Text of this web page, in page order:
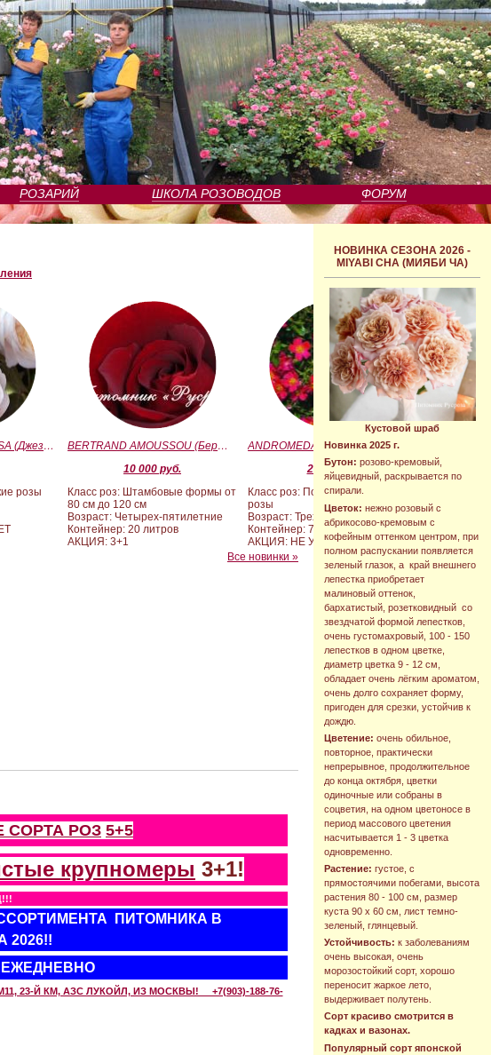
РОЗАРИЙ ШКОЛА РОЗОВОДОВ ФОРУМ
НОВИНКА СЕЗОНА 2026 -
MIYABI CHA (МИЯБИ ЧА)
Кустовой шраб
Новинка 2025 г.
Бутон: розово-кремовый,
яйцевидный, раскрывается по
спирали.
Цветок: нежно розовый с
абрикосово-кремовым с
кофейным оттенком центром, при
полном распускании появляется
зеленый глазок, а край внешнего
лепестка приобретает
малиновый оттенок,
бархатистый, розетковидный со
звездчатой формой лепестков,
очень густомахровый, 100 - 150
лепестков в одном цветке,
диаметр цветка 9 - 12 см,
обладает очень лёгким ароматом,
очень долго сохраняет форму,
пригоден для срезки, устойчив к
дождю.
Цветение: очень обильное,
повторное, практически
непрерывное, продолжительное
до конца октября, цветки
одиночные или собраны в
соцветия, на одном цветоносе в
период массового цветения
насчитывается 1 - 3 цветка
одновременно.
Растение: густое, с
прямостоячими побегами, высота
растения 80 - 100 см, размер
куста 90 х 60 см, лист темно-
зеленый, глянцевый.
Устойчивость: к заболеваниям
очень высокая, очень
морозостойкий сорт, хорошо
переносит жаркое лето,
выдерживает полутень.
Сорт красиво смотрится в
кадках и вазонах.
Популярный сорт японской
GESUALDO DA VENOSA (Джезуальдо Ди Веноза)
розы
BERTRAND AMOUSSOU (Бертран Амуссу)
10 000 руб.
Класс роз: Штамбовые формы от
80 см до 120 см
Возраст: Четырех-пятилетние
Контейнер: 20 литров
АКЦИЯ: 3+1
2 090 руб.
Класс роз: Почвопокровные
розы
Возраст: Трехлетние
Контейнер: 7 литров
АКЦИЯ: НЕ УЧАСТВУЕТ
Все новинки »
СОРТА РОЗ 5+5
крупномеры 3+1!
ПИТОМНИКА В
2026!!
ЕЖЕДНЕВНО
23-Й КМ, АЗС ЛУКОЙЛ, ИЗ МОСКВЫ! +7(903)-188-76-